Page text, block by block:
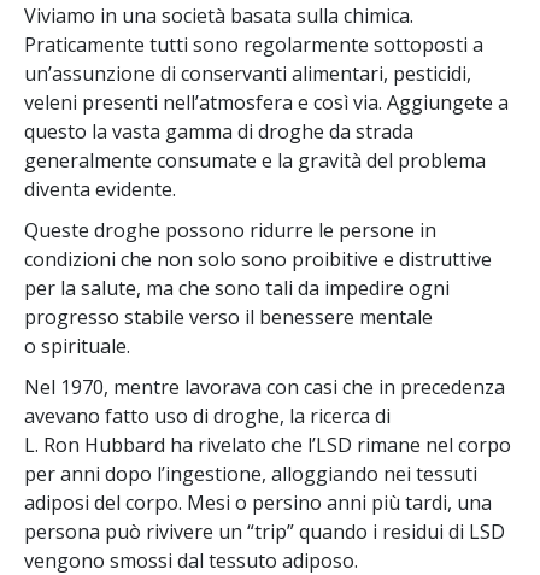
Viviamo in una società basata sulla chimica.
Praticamente tutti sono regolarmente sottoposti a
un’assunzione di conservanti alimentari, pesticidi,
veleni presenti nell’atmosfera e così via. Aggiungete a
questo la vasta gamma di droghe da strada
generalmente consumate e la gravità del problema
diventa evidente.
Queste droghe possono ridurre le persone in
condizioni che non solo sono proibitive e distruttive
per la salute, ma che sono tali da impedire ogni
progresso stabile verso il benessere mentale
o spirituale.
Nel 1970, mentre lavorava con casi che in precedenza
avevano fatto uso di droghe, la ricerca di
L. Ron Hubbard ha rivelato che l’LSD rimane nel corpo
per anni dopo l’ingestione, alloggiando nei tessuti
adiposi del corpo. Mesi o persino anni più tardi, una
persona può rivivere un “trip” quando i residui di LSD
vengono smossi dal tessuto adiposo.